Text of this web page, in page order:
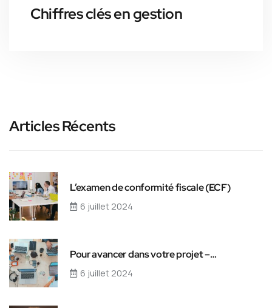
Chiffres clés en gestion
Articles Récents
L’examen de conformité fiscale (ECF)
6 juillet 2024
Pour avancer dans votre projet –…
6 juillet 2024